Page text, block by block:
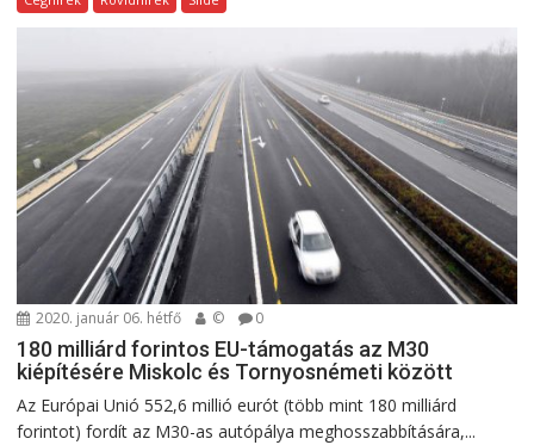
2020. január 06. hétfő © 0
180 milliárd forintos EU-támogatás az M30
kiépítésére Miskolc és Tornyosnémeti között
Az Európai Unió 552,6 millió eurót (több mint 180 milliárd
forintot) fordít az M30-as autópálya meghosszabbítására,...